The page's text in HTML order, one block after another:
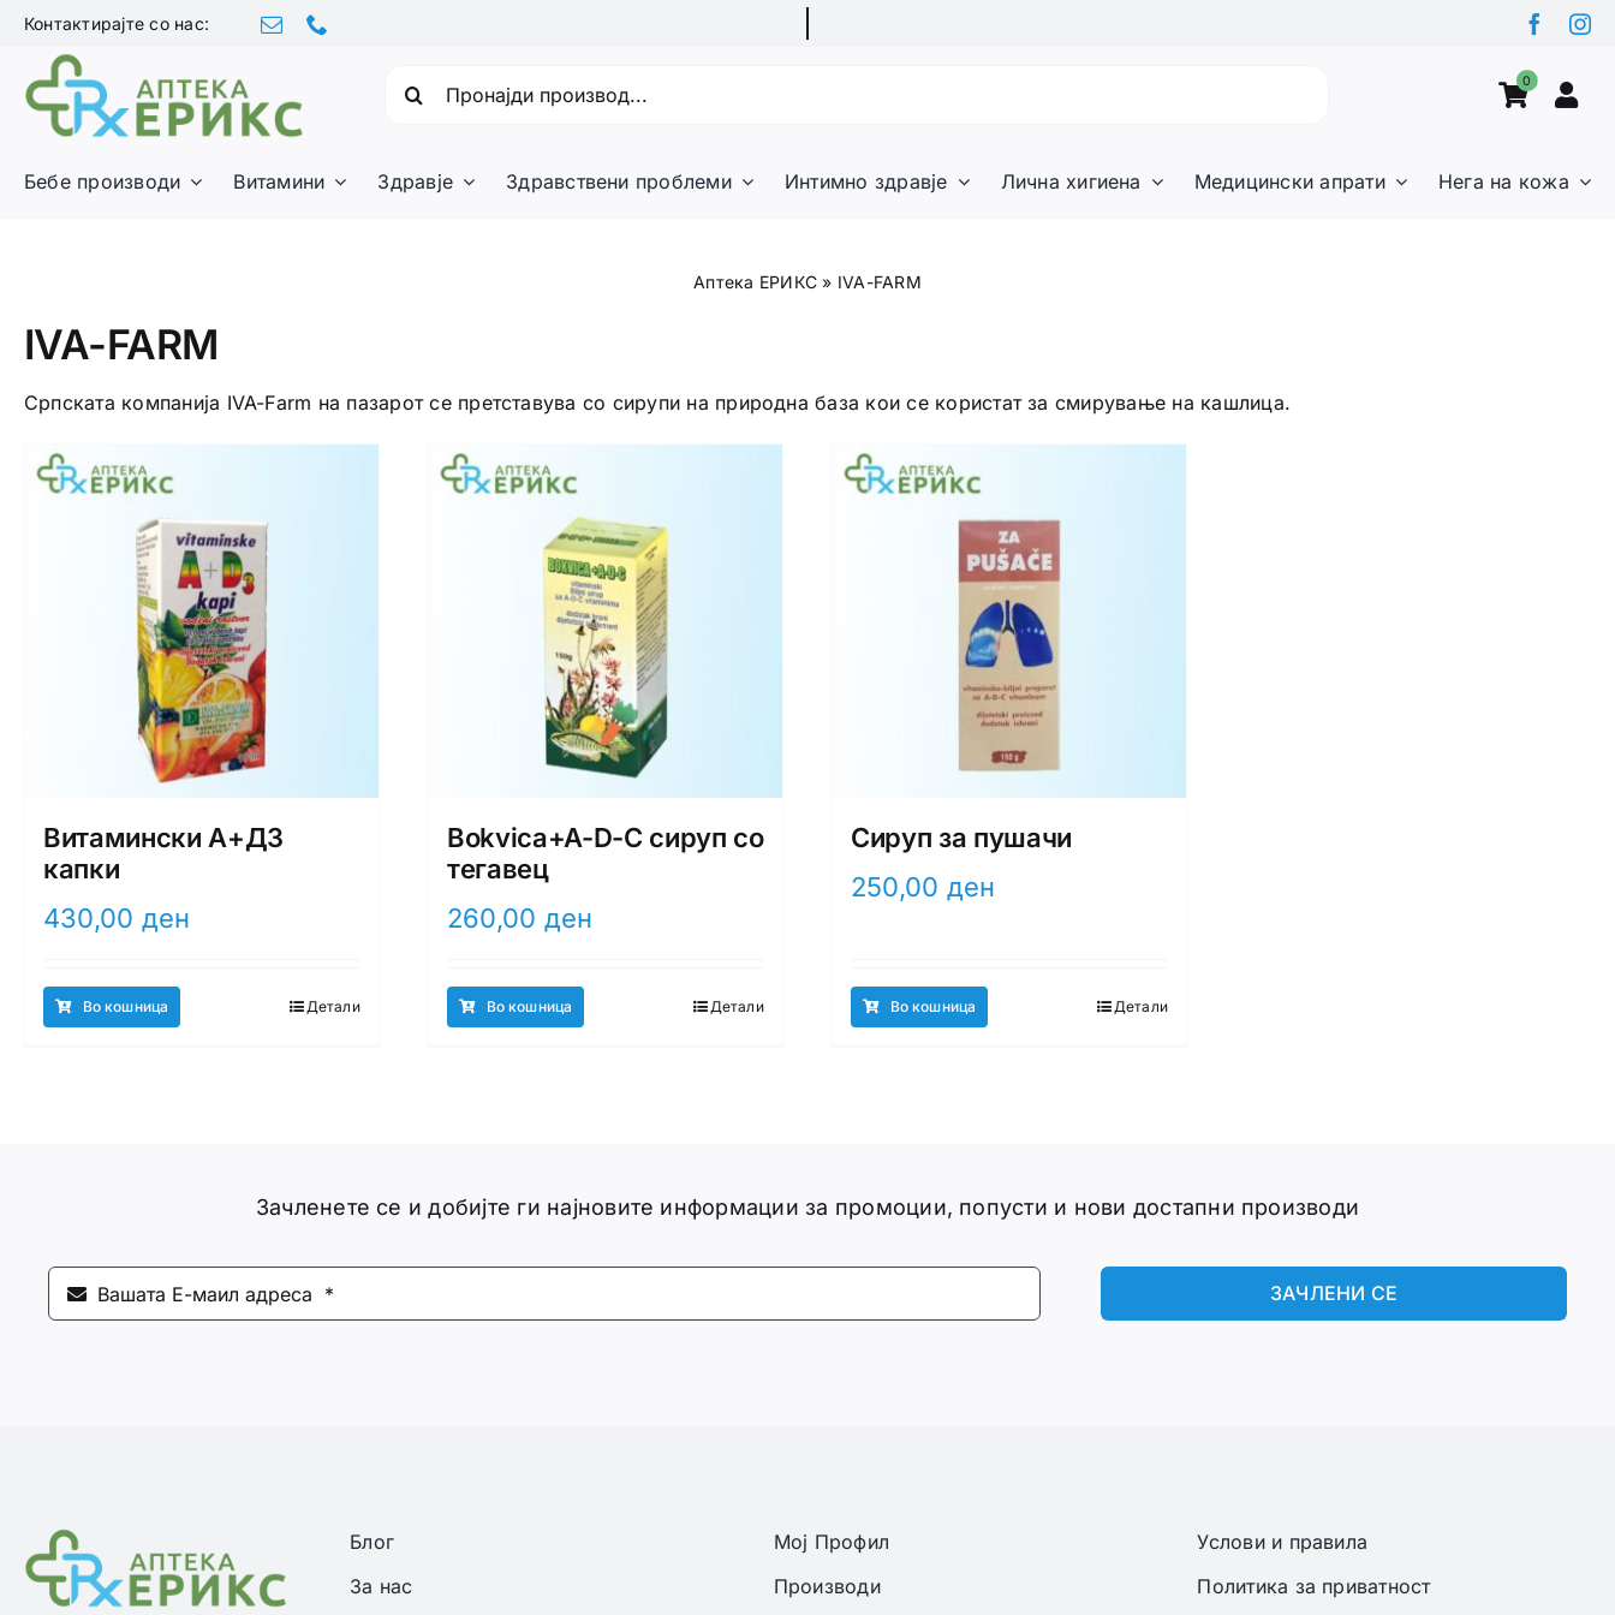
Skip
content
Контактирајте со нас:
0
Бебе производи Витамини Здравје Здравствени проблеми Интимно здравје Лична хигиена Медицински апрати Нега на кожа
Аптека ЕРИКС » IVA-FARM
IVA-FARM
Српската компанија IVA-Farm на пазарот се претставува со сирупи на природна база кои се користат за смирување на кашлица.
Витамински А+Д3
капки
430,00 ден
Во кошница Детали
Bokvica+A-D-C сируп со
тегавец
260,00 ден
Во кошница Детали
Сируп за пушачи
250,00 ден
Во кошница Детали
Зачленете се и добијте ги најновите информации за промоции, попусти и нови достапни производи
ЗАЧЛЕНИ СЕ
Блог
За нас
Мој Профил
Производи
Услови и правила
Политика за приватност